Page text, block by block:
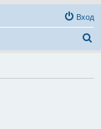
Вход